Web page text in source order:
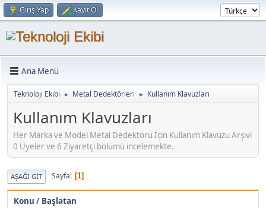
Giriş Yap Kayıt Ol
Ana Menü
Teknoloji Ekibi ► Metal Dedektörleri ► Kullanım Klavuzları
Kullanım Klavuzları
Her Marka ve Model Metal Dedektörü İçin Kullanım Klavuzu Arşivi
0 Üyeler ve 6 Ziyaretçi bölümü incelemekte.
AŞAĞI GIT Sayfa 1
Konu / Başlatan